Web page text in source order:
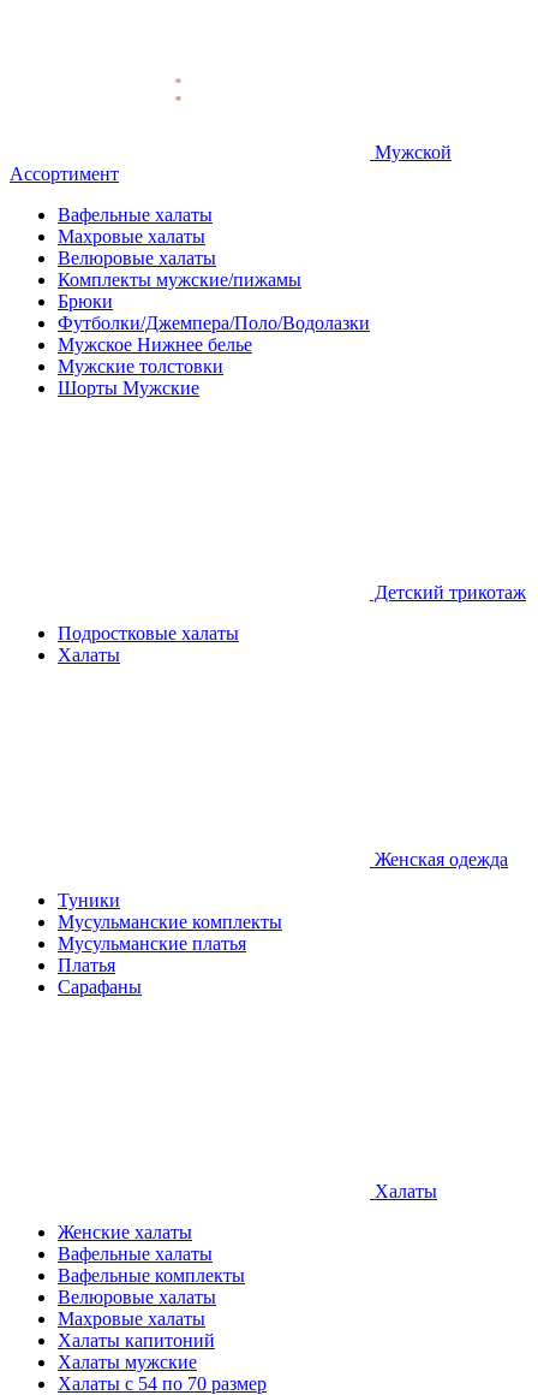
Мужской
Ассортимент
Вафельные халаты
Махровые халаты
Велюровые халаты
Комплекты мужские/пижамы
Брюки
Футболки/Джемпера/Поло/Водолазки
Мужское Нижнее белье
Мужские толстовки
Шорты Мужские
Детcкий трикотаж
Подростковые халаты
Халаты
Женская одежда
Туники
Мусульманские комплекты
Мусульманские платья
Платья
Сарафаны
Халаты
Женские халаты
Вафельные халаты
Вафельные комплекты
Велюровые халаты
Махровые халаты
Халаты капитоний
Халаты мужские
Халаты с 54 по 70 размер